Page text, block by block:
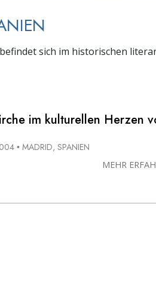
sich im historischen
im kulturellen Herzen
• MADRID, SPANIEN
MEHR